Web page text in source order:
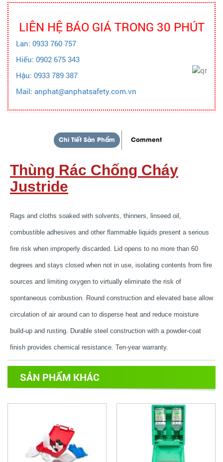
LIÊN HỆ BÁO GIÁ TRONG 30 PHÚT
Lan: 0933 760 757
Hiếu: 0902 675 343
Hậu: 0933 789 387
Mail: anphat@anphatsafety.com.vn
Chi Tiết Sản Phẩm Comment
Thùng Rác Chống Cháy
Justride
Rags and cloths soaked with solvents, thinners, linseed oil,
combustible adhesives and other flammable liquids present a serious
fire risk when improperly discarded. Lid opens to no more than 60
degrees and stays closed when not in use, isolating contents from fire
sources and limiting oxygen to virtually eliminate the risk of
spontaneous combustion. Round construction and elevated base allow
circulation of air around can to disperse heat and reduce moisture
build-up and rusting. Durable steel construction with a powder-coat
finish provides chemical resistance. Ten-year warranty.
SẢN PHẨM KHÁC